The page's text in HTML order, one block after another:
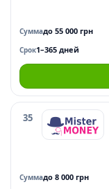
Суммадо 55 000 грн
Срок1–365 дней
35
Суммадо 8 000 грн